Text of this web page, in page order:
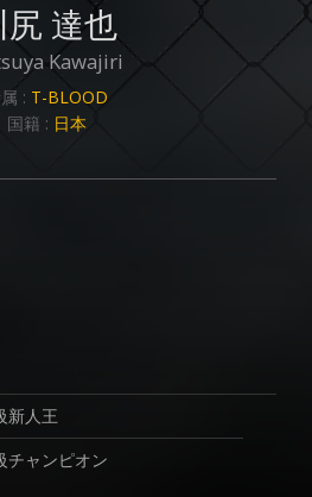
尻 達也
Kawajiri
: T-BLOOD
国籍 : 日本
新人王
チャンピオン